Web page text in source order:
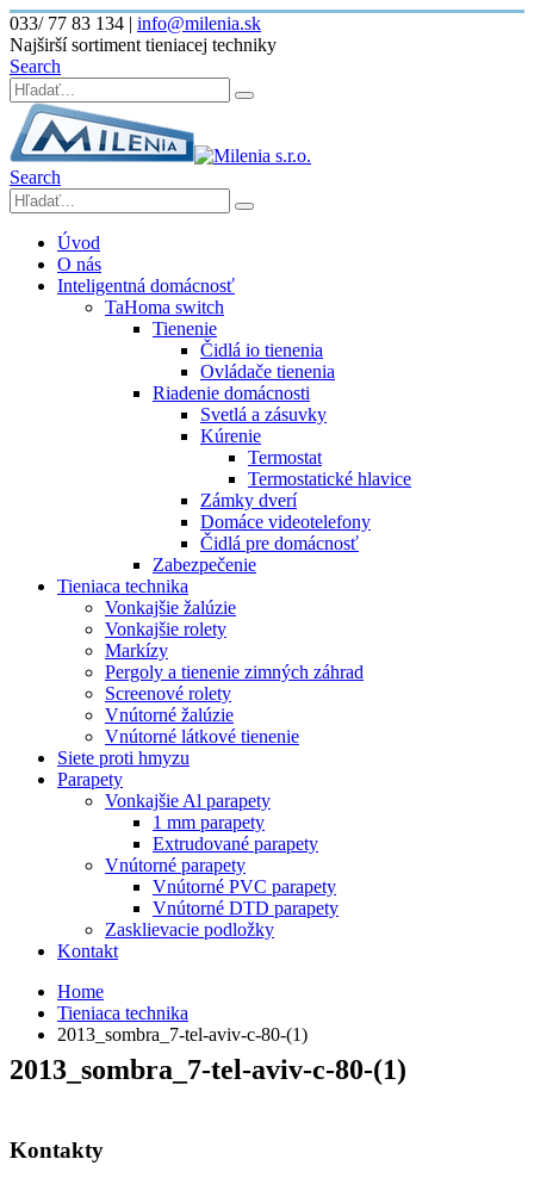
033/ 77 83 134 | info@milenia.sk
Najširší sortiment tieniacej techniky
Search
Search
Úvod
O nás
Inteligentná domácnosť
TaHoma switch
Tienenie
Čidlá io tienenia
Ovládače tienenia
Riadenie domácnosti
Svetlá a zásuvky
Kúrenie
Termostat
Termostatické hlavice
Zámky dverí
Domáce videotelefony
Čidlá pre domácnosť
Zabezpečenie
Tieniaca technika
Vonkajšie žalúzie
Vonkajšie rolety
Markízy
Pergoly a tienenie zimných záhrad
Screenové rolety
Vnútorné žalúzie
Vnútorné látkové tienenie
Siete proti hmyzu
Parapety
Vonkajšie Al parapety
1 mm parapety
Extrudované parapety
Vnútorné parapety
Vnútorné PVC parapety
Vnútorné DTD parapety
Zasklievacie podložky
Kontakt
Home
Tieniaca technika
2013_sombra_7-tel-aviv-c-80-(1)
2013_sombra_7-tel-aviv-c-80-(1)
Kontakty